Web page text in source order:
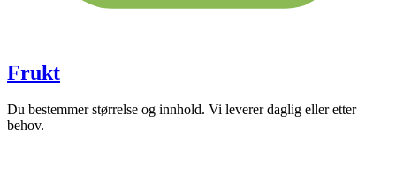
Frukt
Du bestemmer størrelse og innhold. Vi leverer daglig eller etter
behov.